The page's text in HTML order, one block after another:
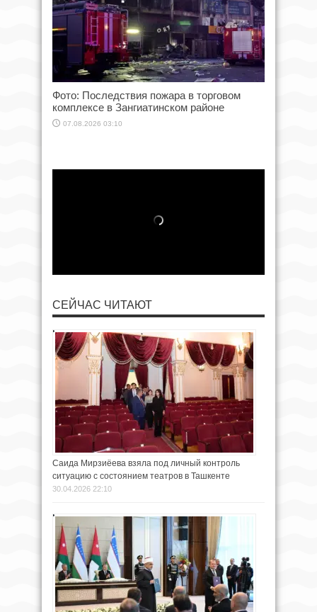
Фото: Последствия пожара в торговом
комплексе в Зангиатинском районе
07.08.2026 03:10
СЕЙЧАС ЧИТАЮТ
Саида Мирзиёева взяла под личный контроль
ситуацию с состоянием театров в Ташкенте
30.04.2026 22:10